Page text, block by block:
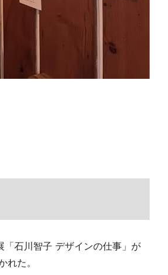
石川智子 デザインの仕事」が
た。